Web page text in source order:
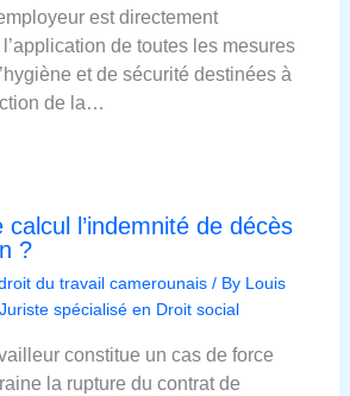
est directement
de toutes les mesures
et de sécurité destinées à
de la…
l’indemnité de décès
?
du travail camerounais/ By Louis
spécialisé en Droit social
constitue un cas de force
la rupture du contrat de